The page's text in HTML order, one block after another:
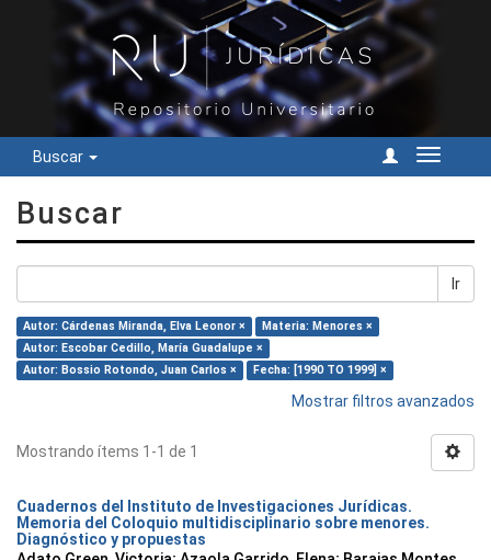
Buscar
Cambiar
Buscar
Ir
Autor: Cárdenas Miranda, Elva Leonor ×
Materia: Menores ×
Autor: Escobar Cedillo, María Guadalupe ×
Autor: Bossio Rotondo, Juan Carlos ×
Fecha: [1990 TO 1999] ×
Mostrar filtros avanzados
Mostrando ítems 1-1 de 1
Cuadernos del Instituto de Investigaciones Jurídicas.
Memoria del Coloquio multidisciplinario sobre menores.
Diagnóstico y propuestas